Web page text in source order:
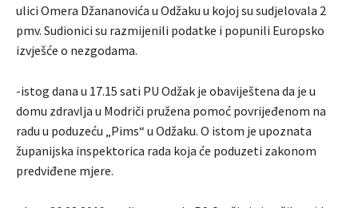
ulici Omera Džananovića u Odžaku u kojoj su sudjelovala 2
pmv. Sudionici su razmijenili podatke i popunili Europsko
izvješće o nezgodama.
-istog dana u 17.15 sati PU Odžak je obaviještena da je u
domu zdravlja u Modriči pružena pomoć povrijeđenom na
radu u poduzeću „Pims“ u Odžaku. O istom je upoznata
županijska inspektorica rada koja će poduzeti zakonom
predviđene mjere.